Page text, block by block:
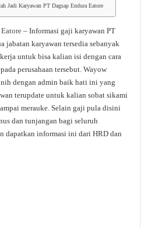
Jadi Karyawan PT Dagsap Endura Eatore
– Informasi gaji karyawan PT
jabatan karyawan tersedia sebanyak
untuk bisa kalian isi dengan cara
perusahaan tersebut. Wayow
dengan admin baik hati ini yang
terupdate untuk kalian sobat sikami
merauke. Selain gaji pula disini
dan tunjangan bagi seluruh
dapatkan informasi ini dari HRD dan